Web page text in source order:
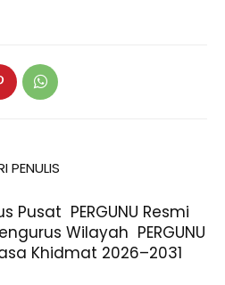
PENULIS
Pusat PERGUNU Resmi
Wilayah PERGUNU
Khidmat 2026–2031